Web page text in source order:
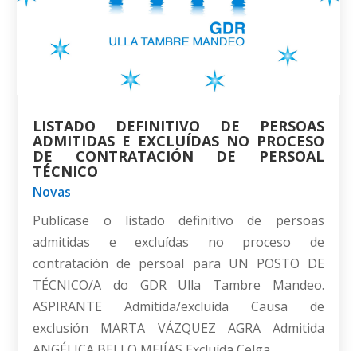
LISTADO DEFINITIVO DE PERSOAS
ADMITIDAS E EXCLUÍDAS NO PROCESO
DE CONTRATACIÓN DE PERSOAL
TÉCNICO
Novas
Publícase o listado definitivo de persoas
admitidas e excluídas no proceso de
contratación de persoal para UN POSTO DE
TÉCNICO/A do GDR Ulla Tambre Mandeo.
ASPIRANTE Admitida/excluída Causa de
exclusión MARTA VÁZQUEZ AGRA Admitida